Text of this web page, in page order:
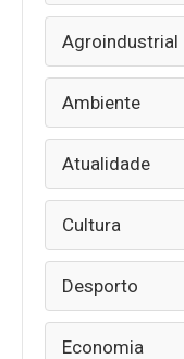
Agroindustrial
Ambiente
Atualidade
Cultura
Desporto
Economia